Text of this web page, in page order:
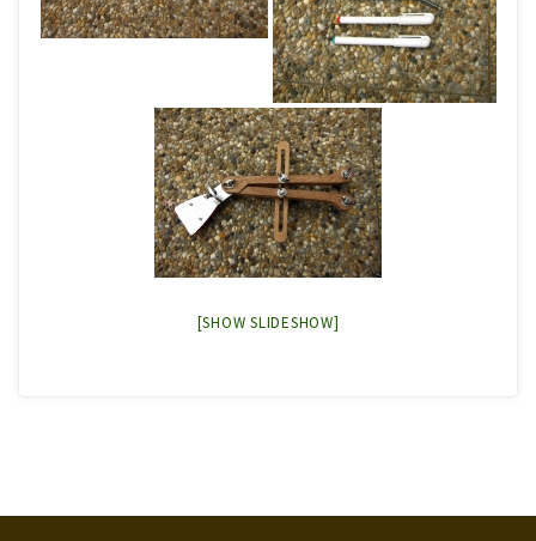
[SHOW SLIDESHOW]